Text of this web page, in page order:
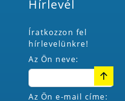
Hírlevél
Íratkozzon fel
hírlevelünkre!
Az Ön neve:
Az Ön e-mail címe: